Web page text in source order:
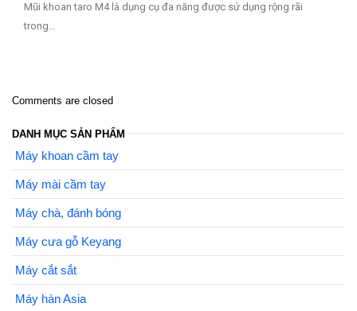
Mũi khoan taro M4 là dụng cụ đa năng được sử dụng rộng rãi
trong…
Comments are closed
DANH MỤC SẢN PHẨM
Máy khoan cầm tay
Máy mài cầm tay
Máy chà, đánh bóng
Máy cưa gỗ Keyang
Máy cắt sắt
Máy hàn Asia